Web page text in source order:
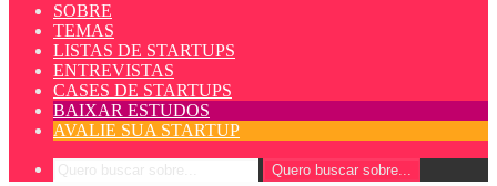
SOBRE
TEMAS
LISTAS DE STARTUPS
ENTREVISTAS
CASES DE STARTUPS
BAIXAR ESTUDOS
AVALIE SUA STARTUP
Quero buscar sobre...